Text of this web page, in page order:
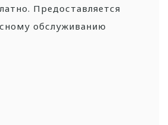
Предоставляется
обслуживанию